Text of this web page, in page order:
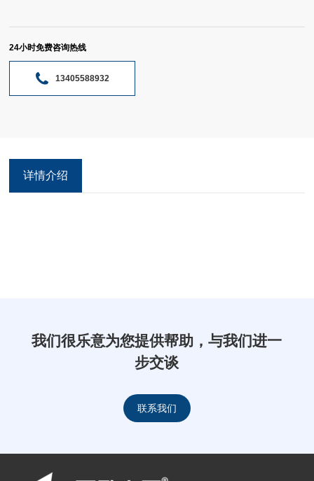
24小时免费咨询热线
13405588932
详情介绍
我们很乐意为您提供帮助，与我们进一
步交谈
联系我们